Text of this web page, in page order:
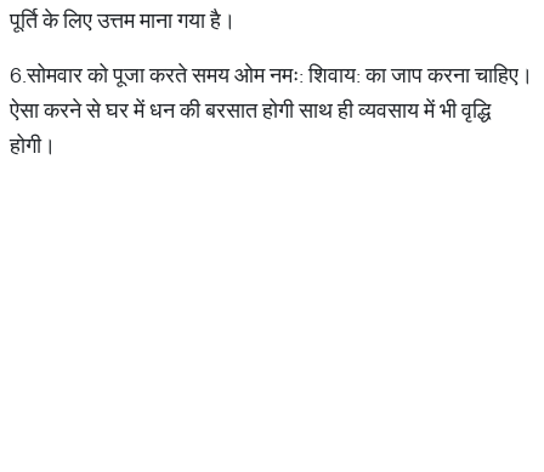
पूर्ति के लिए उत्तम माना गया है।
6.सोमवार को पूजा करते समय ओम नमः: शिवाय: का जाप करना चाहिए।
ऐसा करने से घर में धन की बरसात होगी साथ ही व्यवसाय में भी वृद्धि
होगी।